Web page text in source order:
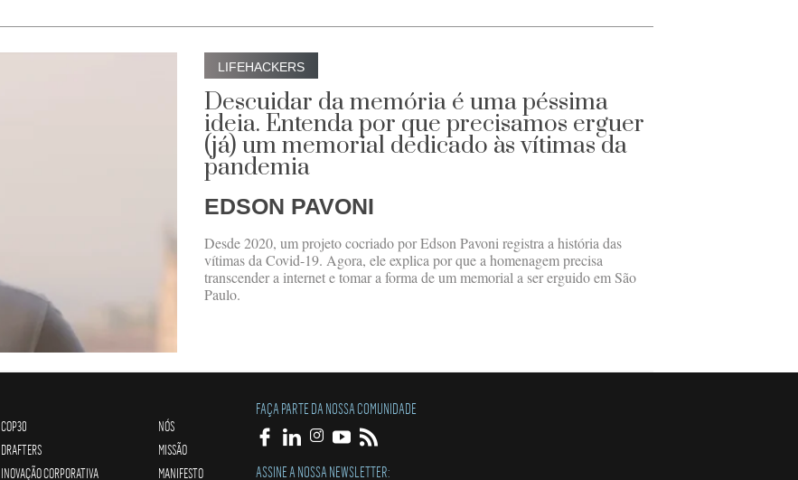
LIFEHACKERS
Descuidar da memória é uma péssima
ideia. Entenda por que precisamos erguer
(já) um memorial dedicado às vítimas da
pandemia
EDSON PAVONI
Desde 2020, um projeto cocriado por Edson Pavoni registra a história das
vítimas da Covid-19. Agora, ele explica por que a homenagem precisa
transcender a internet e tomar a forma de um memorial a ser erguido em São
Paulo.
COP30
DRAFTERS
INOVAÇÃO CORPORATIVA
NÓS
MISSÃO
MANIFESTO
FAÇA PARTE DA NOSSA COMUNIDADE
ASSINE A NOSSA NEWSLETTER: